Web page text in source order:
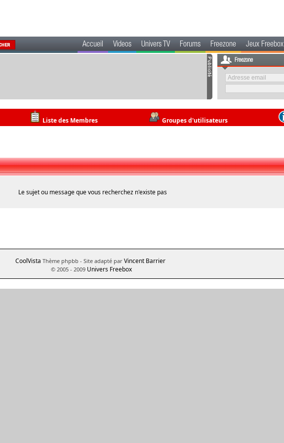
Accueil Videos Univers TV Forums Freezone Jeux Freebox
Freezone
Liste des Membres Groupes d'utilisateurs
Le sujet ou message que vous recherchez n'existe pas
CoolVista Thème phpbb - Site adapté par Vincent Barrier
© 2005 - 2009 Univers Freebox